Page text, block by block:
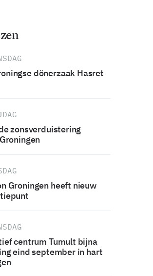
dönerzaak Hasret
zonsverduistering
Groningen heeft nieuw
centrum Tumult bijna
eind september in hart